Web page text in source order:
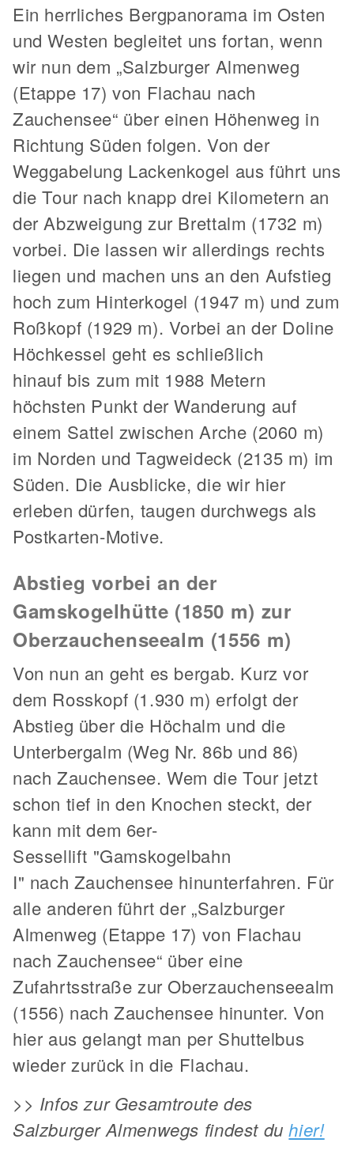
Ein herrliches Bergpanorama im Osten
und Westen begleitet uns fortan, wenn
wir nun dem „Salzburger Almenweg
(Etappe 17) von Flachau nach
Zauchensee“ über einen Höhenweg in
Richtung Süden folgen. Von der
Weggabelung Lackenkogel aus führt uns
die Tour nach knapp drei Kilometern an
der Abzweigung zur Brettalm (1732 m)
vorbei. Die lassen wir allerdings rechts
liegen und machen uns an den Aufstieg
hoch zum Hinterkogel (1947 m) und zum
Roßkopf (1929 m). Vorbei an der Doline
Höchkessel geht es schließlich
hinauf bis zum mit 1988 Metern
höchsten Punkt der Wanderung auf
einem Sattel zwischen Arche (2060 m)
im Norden und Tagweideck (2135 m) im
Süden. Die Ausblicke, die wir hier
erleben dürfen, taugen durchwegs als
Postkarten-Motive.
Abstieg vorbei an der
Gamskogelhütte (1850 m) zur
Oberzauchenseealm (1556 m)
Von nun an geht es bergab. Kurz vor
dem Rosskopf (1.930 m) erfolgt der
Abstieg über die Höchalm und die
Unterbergalm (Weg Nr. 86b und 86)
nach Zauchensee. Wem die Tour jetzt
schon tief in den Knochen steckt, der
kann mit dem 6er-
Sessellift "Gamskogelbahn
I" nach Zauchensee hinunterfahren. Für
alle anderen führt der „Salzburger
Almenweg (Etappe 17) von Flachau
nach Zauchensee“ über eine
Zufahrtsstraße zur Oberzauchenseealm
(1556) nach Zauchensee hinunter. Von
hier aus gelangt man per Shuttelbus
wieder zurück in die Flachau.
>> Infos zur Gesamtroute des
Salzburger Almenwegs findest duhier!